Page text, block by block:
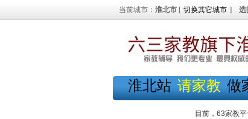
当前城市： 淮北市 [ 切换其它城市 ] 选
淮北站 请家教 做
目前，63家教